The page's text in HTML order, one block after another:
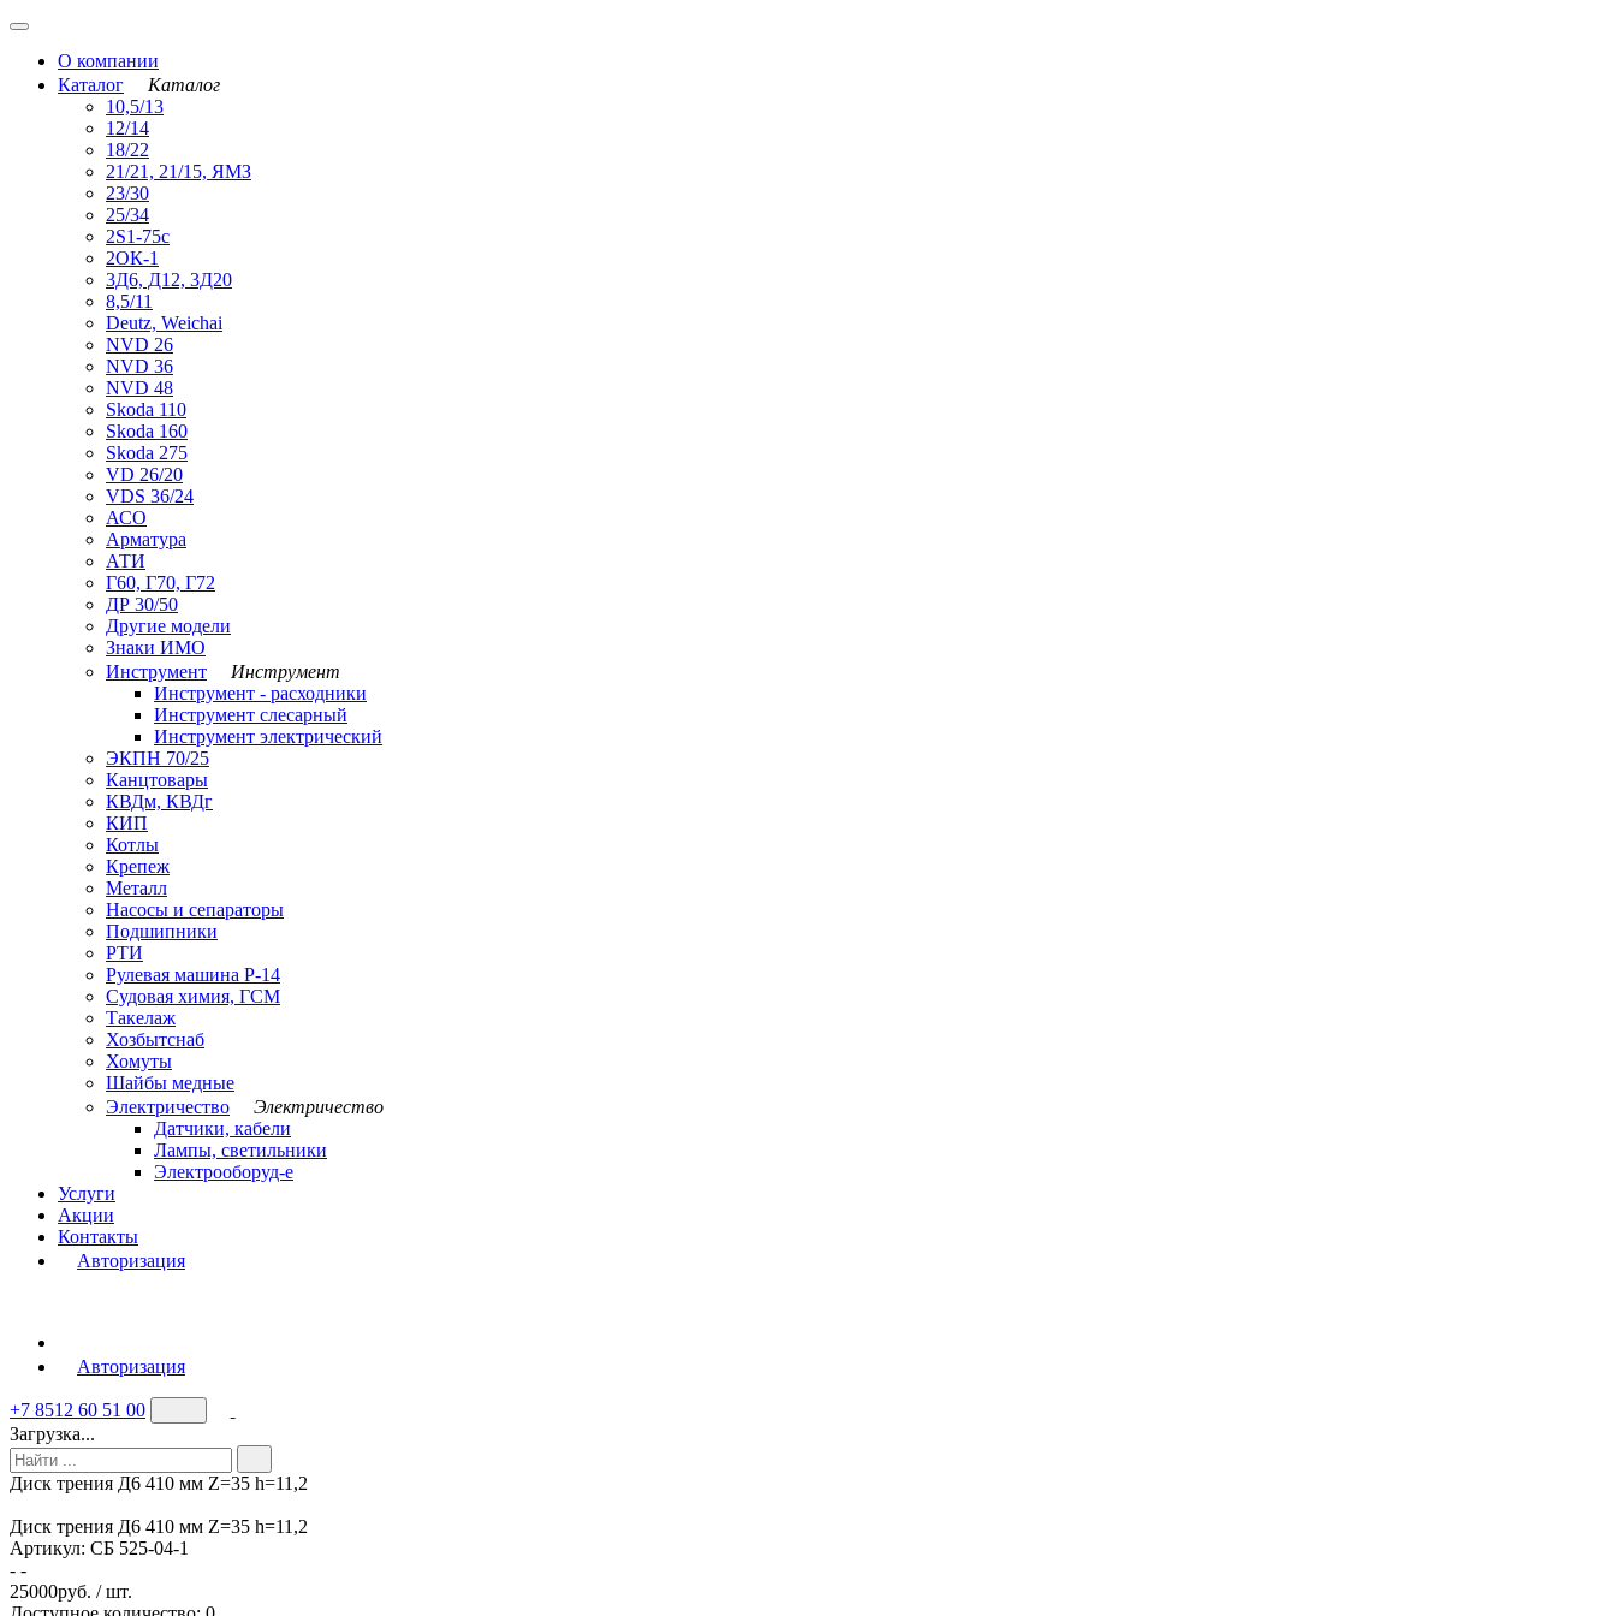
О компании
Каталог
Каталог
10,5/13
12/14
18/22
21/21, 21/15, ЯМЗ
23/30
25/34
2S1-75с
2ОК-1
3Д6, Д12, 3Д20
8,5/11
Deutz, Weichai
NVD 26
NVD 36
NVD 48
Skoda 110
Skoda 160
Skoda 275
VD 26/20
VDS 36/24
АСО
Арматура
АТИ
Г60, Г70, Г72
ДР 30/50
Другие модели
Знаки ИМО
Инструмент
Инструмент
Инструмент - расходники
Инструмент слесарный
Инструмент электрический
ЭКПН 70/25
Канцтовары
КВДм, КВДг
КИП
Котлы
Крепеж
Металл
Насосы и сепараторы
Подшипники
РТИ
Рулевая машина Р-14
Судовая химия, ГСМ
Такелаж
Хозбытснаб
Хомуты
Шайбы медные
Электричество
Электричество
Датчики, кабели
Лампы, светильники
Электрооборуд-е
Услуги
Акции
Контакты
Авторизация
Авторизация
+7 8512 60 51 00
Загрузка...
Диск трения Д6 410 мм Z=35 h=11,2
Диск трения Д6 410 мм Z=35 h=11,2
Артикул: СБ 525-04-1
- -
25000руб. / шт.